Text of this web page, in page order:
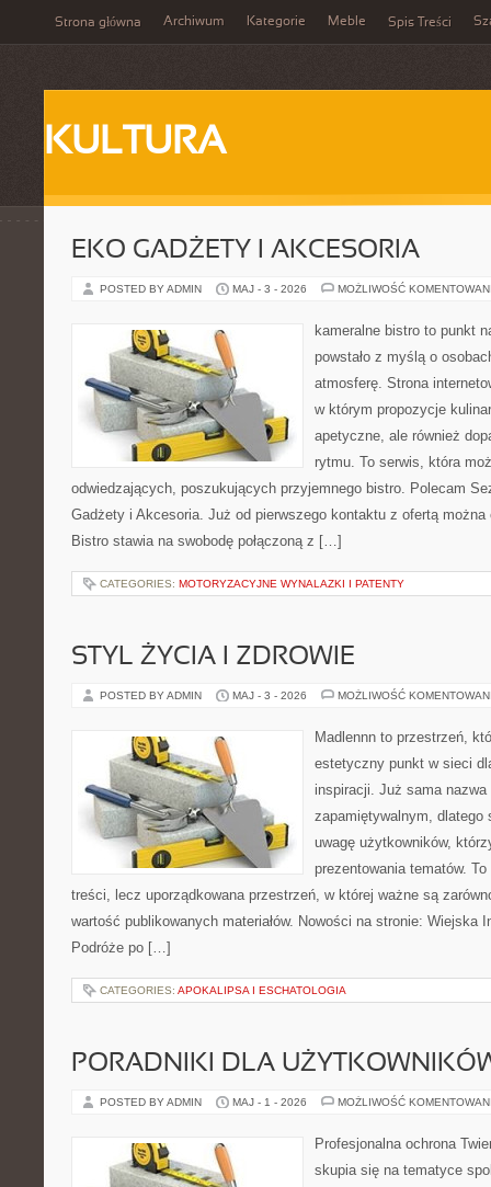
Strona główna Archiwum Kategorie Meble Spis Treści
KULTURA
EKO GADŻETY I AKCESORIA
POSTED BY ADMIN MAJ - 3 - 2026 MOŻLIWOŚĆ
kameralne bistro to punkt
powstało z myślą o
atmosferę. Strona
w którym propozycje
apetyczne, ale również
rytmu. To serwis, która
odwiedzających, poszukujących przyjemnego bistro. Polecam
Gadżety i Akcesoria. Już od pierwszego kontaktu z ofertą
Bistro stawia na swobodę połączoną z […]
CATEGORIES: MOTORYZACYJNE WYNALAZKI I PATENTY
STYL ŻYCIA I ZDROWIE
POSTED BY ADMIN MAJ - 3 - 2026 MOŻLIWOŚĆ
Madlennn to przestrzeń,
estetyczny punkt w sieci
inspiracji. Już sama
zapamiętywalnym, dlatego
uwagę użytkowników,
prezentowania tematów.
treści, lecz uporządkowana przestrzeń, w której ważne są
wartość publikowanych materiałów. Nowości na stronie: Wiejska
Podróże po […]
CATEGORIES: APOKALIPSA I ESCHATOLOGIA
PORADNIKI DLA
POSTED BY ADMIN MAJ - 1 - 2026 MOŻLIWOŚĆ
Profesjonalna ochrona
skupia się na tematyce